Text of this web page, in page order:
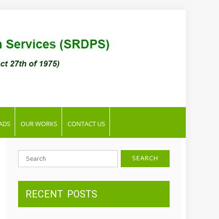
OUR WORKS CONTACT US
Search
for:
RECENT POSTS